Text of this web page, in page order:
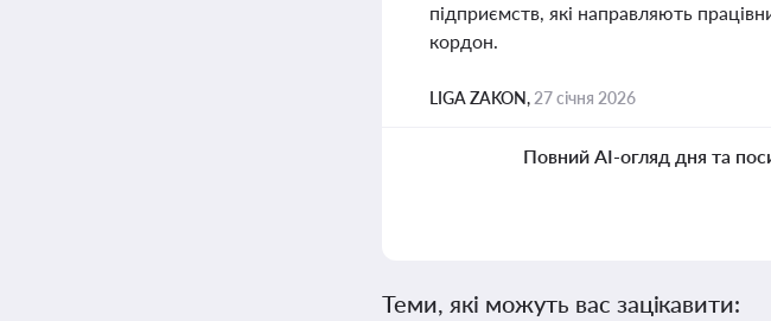
підприємств, які направляють
кордон.
LIGA ZAKON, 27 січня 2026
Повний AI-огляд дня та
Теми, які можуть вас зацікавити: